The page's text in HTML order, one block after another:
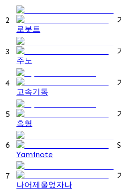
2
로봇트
3
주노
4
고속기동
5
흑형
6
Yaminote
7
나어제울었자나